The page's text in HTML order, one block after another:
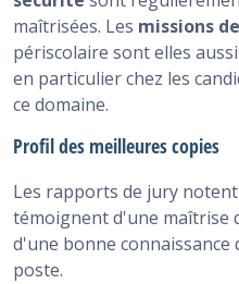
maîtrisées. Les missions
périscolaire sont elles
en particulier chez les
ce domaine.
Profil des meilleures copies
Les rapports de jury
témoignent d'une maîtrise
d'une bonne connaissance
poste.